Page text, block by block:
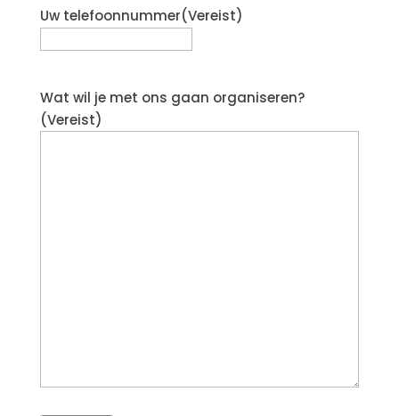
Uw telefoonnummer(Vereist)
Wat wil je met ons gaan organiseren?
(Vereist)